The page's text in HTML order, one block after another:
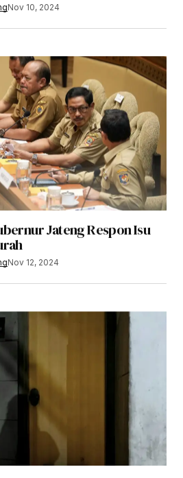
Nov 10, 2024
Jateng Respon Isu
Nov 12, 2024